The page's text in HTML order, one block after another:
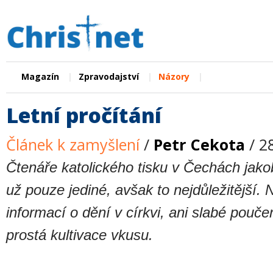
Magazín Zpravodajství Názory
Letní pročítání
Článek k zamyšlení/ Petr Cekota /
Čtenáře katolického tisku v Čechách
už pouze jediné, avšak to nejdůležitější.
informací o dění v církvi, ani slabé
prostá kultivace vkusu.